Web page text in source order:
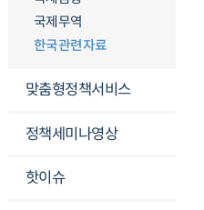
국제무역
한국관련자료
맞춤형정책서비스
정책세미나영상
핫이슈